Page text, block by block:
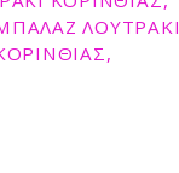
ΛΟΥΤΡΑΚΙ